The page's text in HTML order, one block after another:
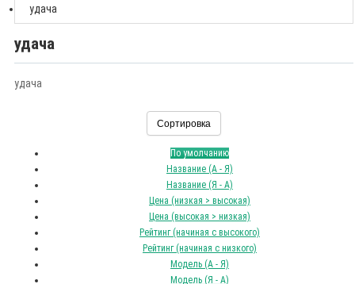
удача
удача
удача
Сортировка
По умолчанию
Название (А - Я)
Название (Я - А)
Цена (низкая > высокая)
Цена (высокая > низкая)
Рейтинг (начиная с высокого)
Рейтинг (начиная с низкого)
Модель (А - Я)
Модель (Я - А)